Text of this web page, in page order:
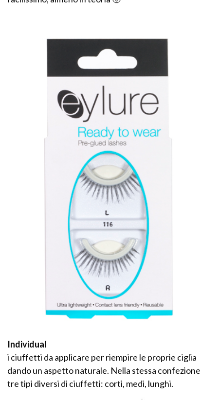
Individual
i ciuffetti da applicare per riempire le proprie ciglia
dando un aspetto naturale. Nella stessa confezione
tre tipi diversi di ciuffetti: corti, medi, lunghi.